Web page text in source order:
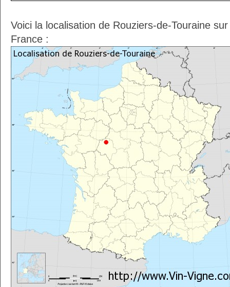
Voici la localisation de Rouziers-de-Touraine
France :